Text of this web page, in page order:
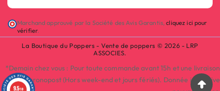
Marchand approuvé par la Société des Avis Garantis,cliquez ici pour
vérifier.
La Boutique du Poppers - Vente de poppers © 2026 - LRP
ASSOCIES.
*Demain chez vous : Pour toute commande avant 15h et une livraison
par Chronopost (Hors week-end et jours fériés). Donnée indicative
9.5/10